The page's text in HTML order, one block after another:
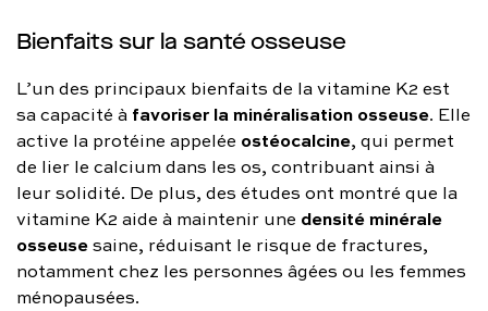
Bienfaits sur la santé osseuse
L’un des principaux bienfaits de la vitamine K2 est
sa capacité à favoriser la minéralisation osseuse. Elle
active la protéine appelée ostéocalcine, qui permet
de lier le calcium dans les os, contribuant ainsi à
leur solidité. De plus, des études ont montré que la
vitamine K2 aide à maintenir une densité minérale
osseusesaine, réduisant le risque de fractures,
notamment chez les personnes âgées ou les femmes
ménopausées.